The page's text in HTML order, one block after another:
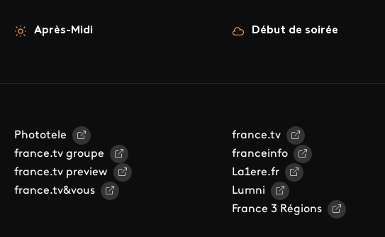
Après-Midi Début de soirée
Phototele
france.tv groupe
france.tv preview
france.tv&vous
france.tv
franceinfo
La1ere.fr
Lumni
France 3 Régions